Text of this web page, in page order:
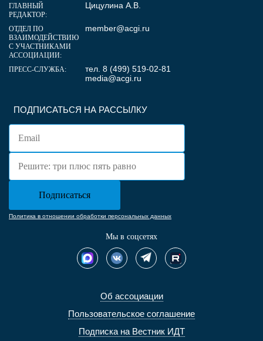
Об ассоциации
Пользовательское соглашение
Подписка на Вестник ИДТ
ПОДПИСАТЬСЯ НА РАССЫЛКУ
Политика в отношении обработки персональных данных
Мы в соцсетях
ГЛАВНЫЙ
РЕДАКТОР:
Цицулина А.В.
ОТДЕЛ ПО
ВЗАИМОДЕЙСТВИЮ
С УЧАСТНИКАМИ
АССОЦИАЦИИ:
member@acgi.ru
ПРЕСС-СЛУЖБА:
тел. 8 (499) 519-02-81
media@acgi.ru